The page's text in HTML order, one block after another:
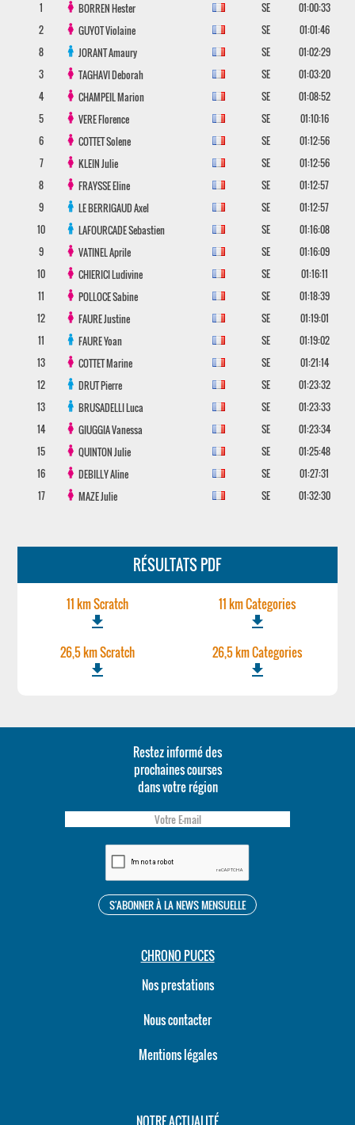
1
BORRENHester SE
01:00:33
2
GUYOTViolaine SE
01:01:46
8
JORANTAmaury SE
01:02:29
3
TAGHAVIDeborah SE
01:03:20
4
CHAMPEILMarion SE
01:08:52
5
VEREFlorence SE
01:10:16
6
COTTETSolene SE
01:12:56
7
KLEINJulie SE
01:12:56
8
FRAYSSEEline SE
01:12:57
9
LE BERRIGAUDAxel SE
01:12:57
10
LAFOURCADESebastien SE
01:16:08
9
VATINELAprile SE
01:16:09
10
CHIERICILudivine SE
01:16:11
11
POLLOCESabine SE
01:18:39
12
FAUREJustine SE
01:19:01
11
FAUREYoan SE
01:19:02
13
COTTETMarine SE
01:21:14
12
DRUTPierre SE
01:23:32
13
BRUSADELLILuca SE
01:23:33
14
GIUGGIAVanessa SE
01:23:34
15
QUINTONJulie SE
01:25:48
16
DEBILLYAline SE
01:27:31
17
MAZEJulie SE 01:32:30
RÉSULTATS PDF
11 km Scratch
file_download
11 km Categories
file_download
26,5 km Scratch
file_download
26,5 km Categories
file_download
Restez informé des
prochaines courses
dans votre région
CHRONO PUCES
Nos prestations
Nous contacter
Mentions légales
NOTRE ACTUALITÉ